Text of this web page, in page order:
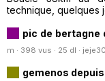
technique, quelques
pic de bertagne
m · 398 vus · 25 dl ·
gemenos